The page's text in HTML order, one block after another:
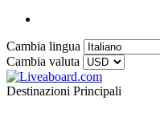
Cambia lingua
Cambia valuta
Destinazioni Principali